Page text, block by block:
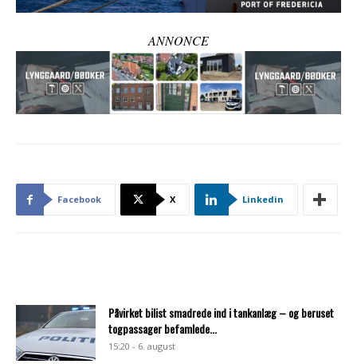
ANNONCE
Facebook X Linkedin
Påvirket bilist smadrede ind i tankanlæg – og beruset
togpassager befamlede...
15:20 - 6. august